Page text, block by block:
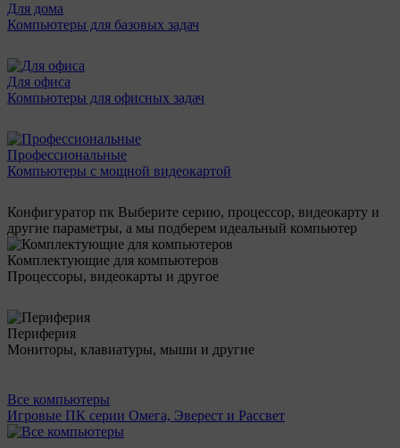
Для дома
Компьютеры для базовых задач
Для офиса
Компьютеры для офисных задач
Профессиональные
Компьютеры с мощной видеокартой
Конфигуратор пк Выберите серию, процессор, видеокарту и
другие параметры, а мы подберем идеальный компьютер
Комплектующие для компьютеров
Процессоры, видеокарты и другое
Периферия
Мониторы, клавиатуры, мыши и другие
Все компьютеры
Игровые ПК серии Омега, Эверест и Рассвет